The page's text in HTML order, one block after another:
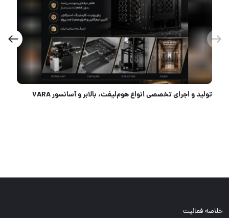
تولید و اجرای تخصصی انواع هوم‌لیفت، بالابر و آسانسور VARA
خلاصه فعالیت